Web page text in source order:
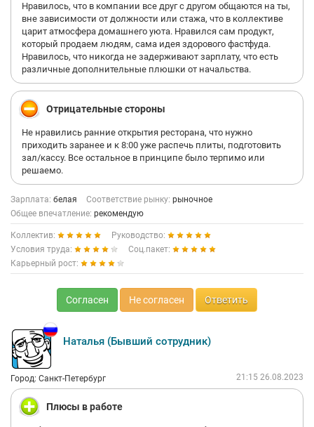
Нравилось, что в компании все друг с другом общаются на ты,
вне зависимости от должности или стажа, что в коллективе
царит атмосфера домашнего уюта. Нравился сам продукт,
который продаем людям, сама идея здорового фастфуда.
Нравилось, что никогда не задерживают зарплату, что есть
различные дополнительные плюшки от начальства.
Отрицательные стороны
Не нравились ранние открытия ресторана, что нужно
приходить заранее и к 8:00 уже распечь плиты, подготовить
зал/кассу. Все остальное в принципе было терпимо или
решаемо.
Зарплата: белая Соответствие рынку: рыночное
Общее впечатление: рекомендую
Коллектив:
Руководство:
Условия труда:
Соц.пакет:
Карьерный рост:
Согласен Не согласен Ответить
Наталья (Бывший сотрудник)
Город: Санкт-Петербург 21:15 26.08.2023
Плюсы в работе